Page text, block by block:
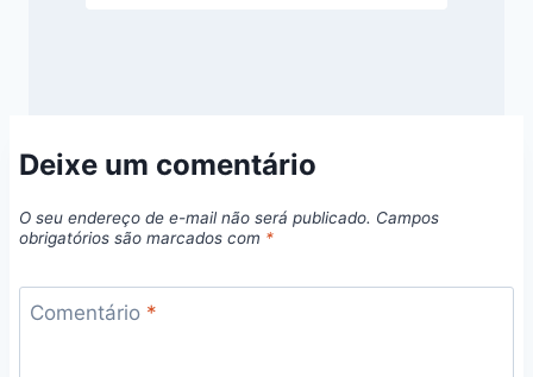
Deixe um comentário
O seu endereço de e-mail não será publicado. Campos
obrigatórios são marcados com *
Comentário *